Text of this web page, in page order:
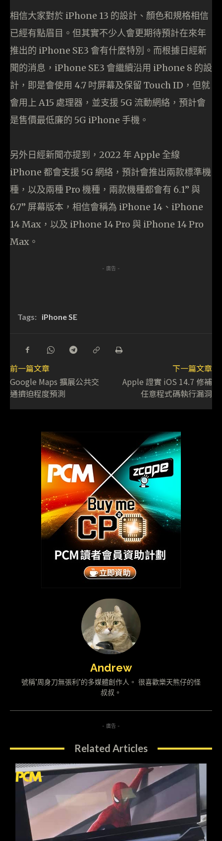
相信大家對於 iPhone 13 的設計、顏色和規格相信
已經有點眉目。但其實不少人會更期待預計在來年
推出的 iPhone SE3 會有什麼特別。而根據日經新
聞的消息，iPhone SE3 會繼續沿用 iPhone 8 的設
計，即是會使用 4.7 吋屏幕及保留 Touch ID，但就
會用上 A15 處理器，並支援 5G 流動網絡，預計會
是售價最低廉的 5G iPhone 手機。
另外日經新聞亦提到，2022 年 Apple 全線
iPhone 都會支援 5G 網絡，預計會推出兩款標準機
種，以及兩種 Pro 機種，兩款機種都會有 6.1” 與
6.7” 屏幕版本，相信會稱為 iPhone 14、iPhone
14 Max，以及 iPhone 14 Pro 與 iPhone 14 Pro
Max。
- 廣告 -
Tags: iPhone SE
前一篇文章
Google Maps 擴展公共交
通擠迫程度預測
下一篇文章
Apple 證實 iOS 14.7 修補
任意程式碼執行漏洞
Andrew
號稱"周身刀無張利"的多媒體創作人。 很喜歡樂天熊仔的怪
叔叔。
- 廣告 -
Related Articles